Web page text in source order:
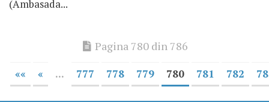
(Ambasada...
Pagina 780 din 786
«« « ... 777 778 779 780 781 782